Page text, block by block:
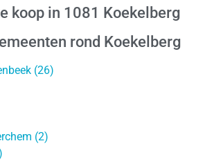
koop in 1081 Koekelberg
rond Koekelberg
(26)
(2)